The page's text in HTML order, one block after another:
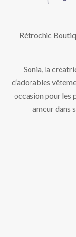
Rétrochic
Sonia, la
d’adorables
occasion pour les
amour dans